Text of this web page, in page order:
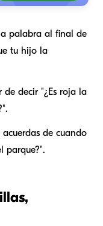
palabra al final de
tu hijo la
de decir "¿Es roja la
acuerdas de cuando
parque?".